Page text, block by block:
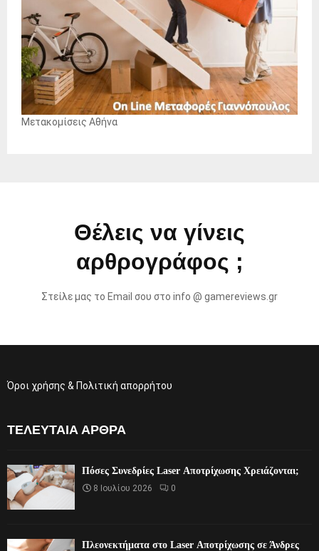
Μετακομίσεις Αθήνα
Θέλεις να γίνεις
αρθρογράφος ;
Στείλε μας το Email σου στο info @ gamereviews.gr
Όροι χρήσης & Πολιτική απορρήτου
ΤΕΛΕΥΤΑΊΑ ΆΡΘΡΑ
Πόσες Συνεδρίες Laser Αποτρίχωσης Χρειάζονται;
8 Ιουλίου 2026 0
Πλεονεκτήματα στο Laser Αποτρίχωσης σε Άνδρες